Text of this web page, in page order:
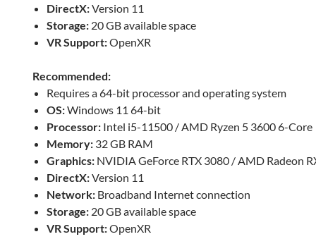
DirectX:Version 11
Storage: 20 GB available space
VR Support:OpenXR
Recommended:
Requires a 64-bit processor and operating system
OS:Windows 11 64-bit
Processor: Intel i5-11500 / AMD Ryzen 5 3600 6-Core
Memory: 32 GB RAM
Graphics: NVIDIA GeForce RTX 3080 / AMD Radeon
DirectX:Version 11
Network: Broadband Internet connection
Storage: 20 GB available space
VR Support:OpenXR